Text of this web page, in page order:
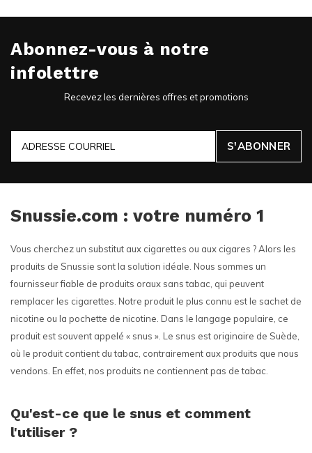
Abonnez-vous à notre
infolettre
Recevez les dernières offres et promotions
S'ABONNER
Snussie.com : votre numéro 1
Vous cherchez un substitut aux cigarettes ou aux cigares ? Alors les
produits de Snussie sont la solution idéale. Nous sommes un
fournisseur fiable de produits oraux sans tabac, qui peuvent
remplacer les cigarettes. Notre produit le plus connu est le sachet de
nicotine ou la pochette de nicotine. Dans le langage populaire, ce
produit est souvent appelé « snus ». Le snus est originaire de Suède,
où le produit contient du tabac, contrairement aux produits que nous
vendons. En effet, nos produits ne contiennent pas de tabac.
Qu'est-ce que le snus et comment
l'utiliser ?